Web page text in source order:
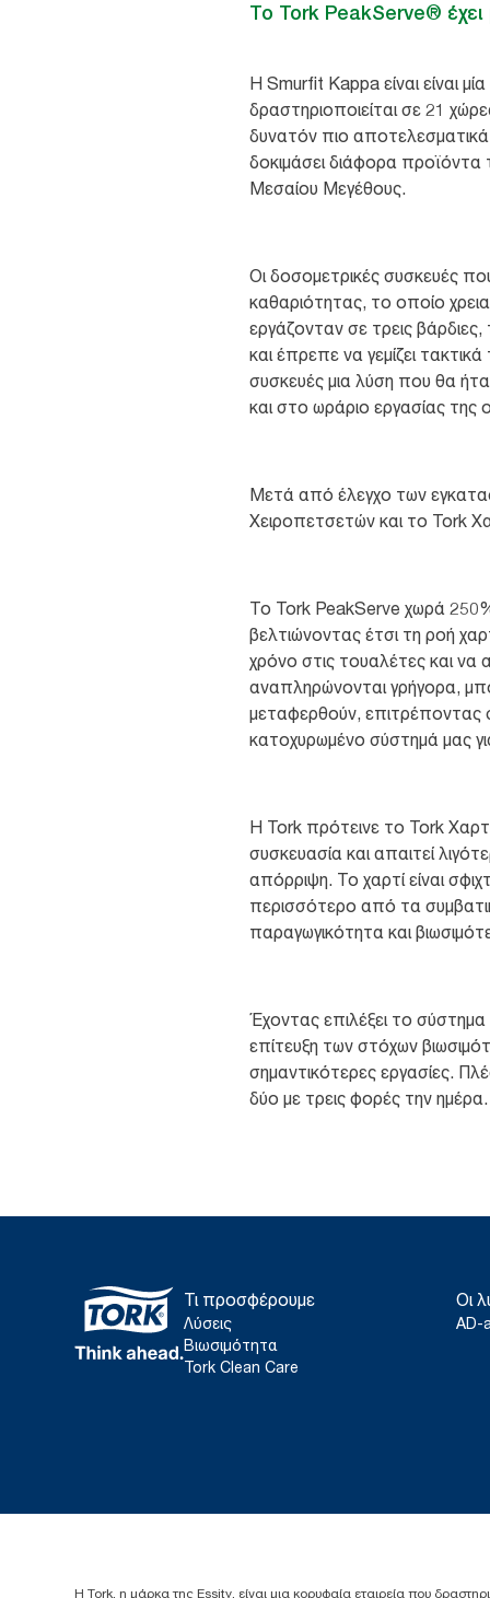
Το Tork PeakServe®
Η Smurfit Kappa είναι είναι
δραστηριοποιείται σε 21
δυνατόν πιο
δοκιμάσει διάφορα
Μεσαίου Μεγέθους.
Οι δοσομετρικές συσκευές
καθαριότητας, το οποίο
εργάζονταν σε τρεις
και έπρεπε να γεμίζει
συσκευές μια λύση που θα
και στο ωράριο εργασίας της
Μετά από έλεγχο των
Χειροπετσετών και το Tork
Το Tork PeakServe χωρά
βελτιώνοντας έτσι τη ροή
χρόνο στις τουαλέτες και
αναπληρώνονται γρήγορα,
μεταφερθούν, επιτρέποντας
κατοχυρωμένο σύστημά μας
Η Tork πρότεινε το Tork
συσκευασία και απαιτεί
απόρριψη. Το χαρτί είναι
περισσότερο από τα
παραγωγικότητα και
Έχοντας επιλέξει το
επίτευξη των στόχων
σημαντικότερες εργασίες.
δύο με τρεις φορές την ημέρα.
Τι προσφέρουμε
Λύσεις
Βιωσιμότητα
Tork Clean Care
Οι
AD-
Η Tork, η μάρκα της Essity, είναι μια κορυφαία εταιρεία που